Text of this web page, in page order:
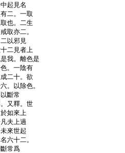
起見名
二。一取
也。二生
取亦二。
以邪見
二見者上
我。離色是
。一陰有
二十。欲
。以除色。
斷常
又釋。世
如來上
夫上過
來世起
六十二。
常爲